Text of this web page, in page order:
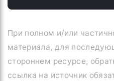
При полном и/или
материала, для
стороннем ресурсе,
ссылка на источник